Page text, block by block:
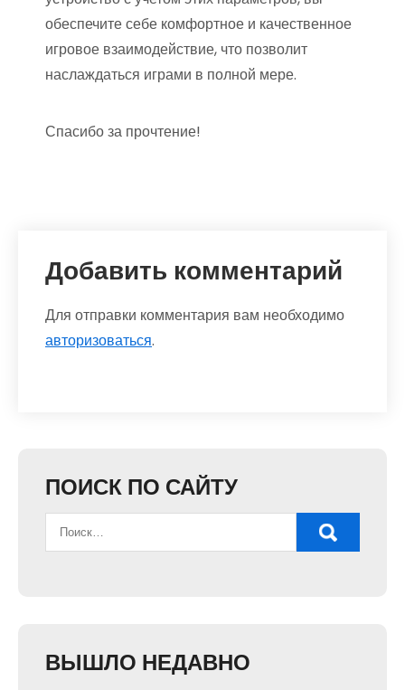
обеспечите себе комфортное и качественное
игровое взаимодействие, что позволит
наслаждаться играми в полной мере.
Спасибо за прочтение!
Добавить комментарий
Для отправки комментария вам необходимо
авторизоваться.
ПОИСК ПО САЙТУ
ВЫШЛО НЕДАВНО